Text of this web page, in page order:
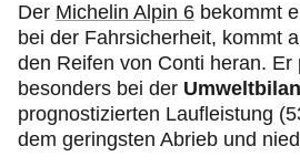
Der Michelin Alpin 6 bekommt
bei der Fahrsicherheit, kommt
den Reifen von Conti heran. Er
besonders bei der
prognostizierten Laufleistung
dem geringsten Abrieb und